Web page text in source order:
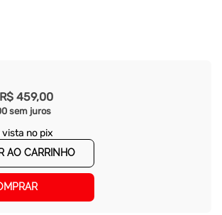
R$ 459,00
sem juros
vista no pix
AO CARRINHO